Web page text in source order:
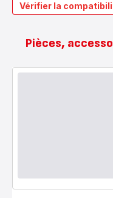
Vérifier la
Pièces,